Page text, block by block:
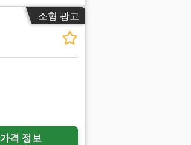
소형 광고
가격 정보